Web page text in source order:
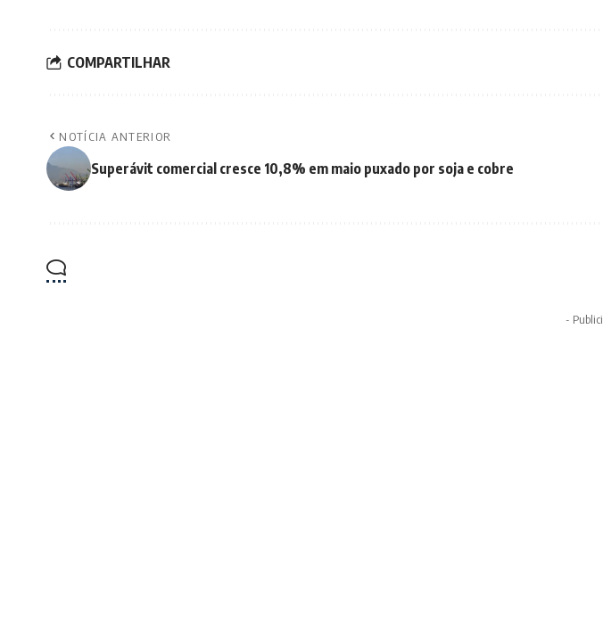
COMPARTILHAR
NOTÍCIA ANTERIOR
Superávit comercial cresce 10,8% em maio puxado por soja e cobre
-